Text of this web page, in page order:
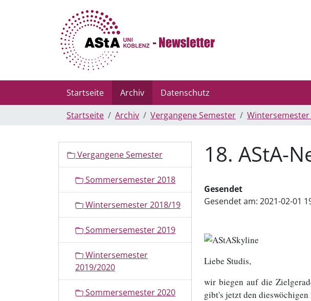
Startseite Archiv Datenschutz
Startseite
Archiv Vergangene Semester Wintersemester
18. AStA-
Gesendet
Gesendet am: 2021-02-01
Liebe Studis,
wir biegen auf die
gibt's jetzt den
o
Vergangene Semester
Sommersemester 2018
Wintersemester 2018/19
Sommersemester 2019
Wintersemester
2019/2020
Sommersemester 2020